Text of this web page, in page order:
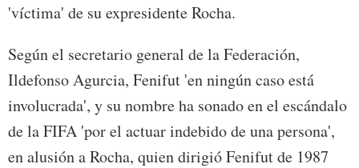
'víctima' de su expresidente Rocha.
Según el secretario general de la Federación,
Ildefonso Agurcia, Fenifut 'en ningún caso está
involucrada', y su nombre ha sonado en el escándalo
de la FIFA 'por el actuar indebido de una persona',
en alusión a Rocha, quien dirigió Fenifut de 1987